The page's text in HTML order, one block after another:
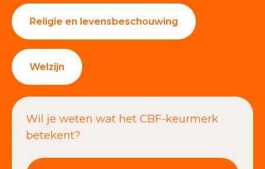
Religie en levensbeschouwing
Welzijn
Wil je weten wat het CBF-keurmerk
betekent?